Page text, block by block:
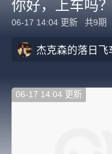
你好，上车吗？
06-17 14:04 更新 共9期
杰克森的落日飞
06-17 14:04 更新